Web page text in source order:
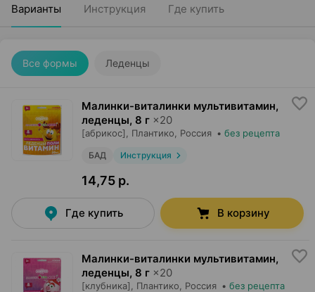
Варианты Инструкция Где купить
Все формы Леденцы
Малинки-виталинки мультивитамин,
леденцы, 8 г ×20
[абрикос], Плантико , Россия • без рецепта
БАД Инструкция
14,75 р.
Где купить В корзину
Малинки-виталинки мультивитамин,
леденцы, 8 г ×20
[клубника], Плантико , Россия • без рецепта